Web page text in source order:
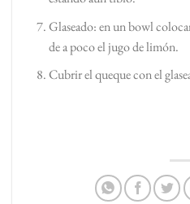
Glaseado: en un bowl
de a poco el jugo de limón.
Cubrir el queque con el